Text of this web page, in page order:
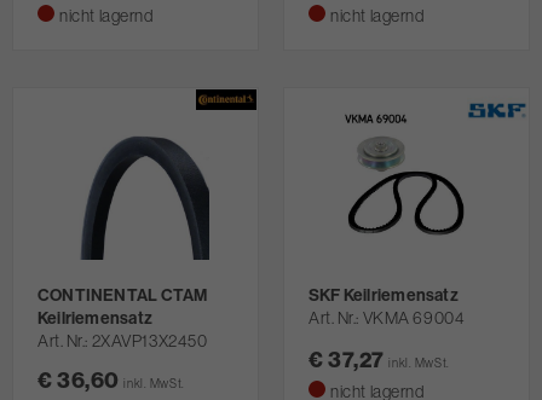
nicht lagernd nicht lagernd
CONTINENTAL CTAM
Keilriemensatz
Art. Nr. 2XAVP13X2450
€ 36,60inkl. MwSt.
SKF Keilriemensatz
Art. Nr. VKMA 69004
€ 37,27inkl. MwSt.
nicht lagernd